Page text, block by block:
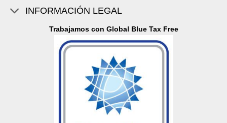
INFORMACIÓN LEGAL
Trabajamos con Global Blue Tax Free